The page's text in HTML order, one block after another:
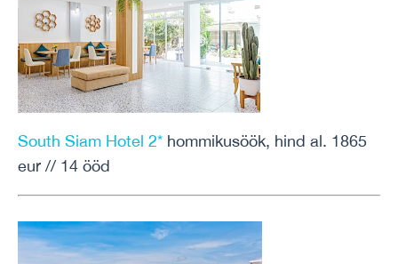
South Siam Hotel 2* hommikusöök, hind al. 1865
eur // 14 ööd